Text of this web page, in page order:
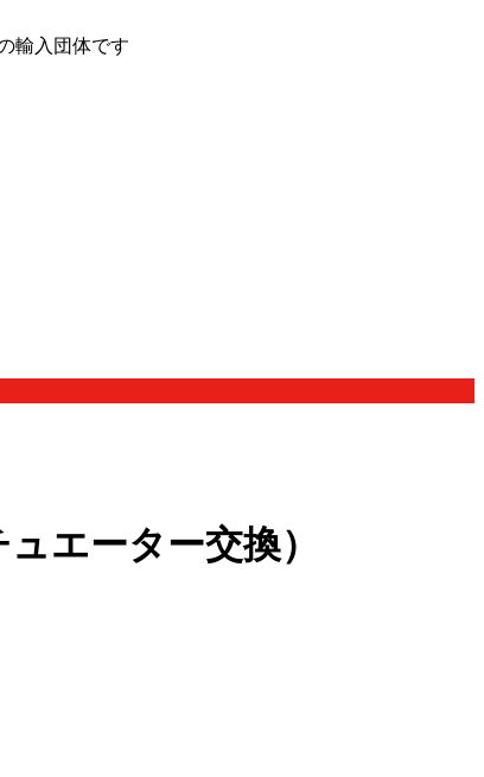
輸入団体です
エーター交換）